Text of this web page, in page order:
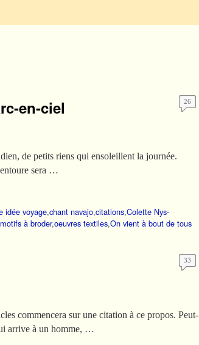
en-ciel 26
de petits riens qui ensoleillent la journée.
sera …
idée voyage,chant navajo,citations,Colette Nys-
à broder,oeuvres textiles,On vient à bout de tous
33
commencera sur une citation à ce propos. Peut-
arrive à un homme, …